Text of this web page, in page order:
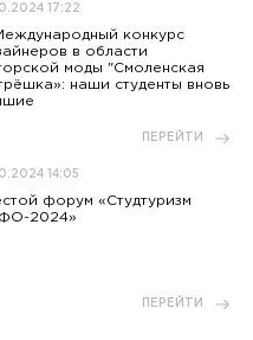
17:22
конкурс
в области
моды "Смоленская
наши студенты вновь
ПЕРЕЙТИ
14:05
форум «Студтуризм
2024»
ПЕРЕЙТИ